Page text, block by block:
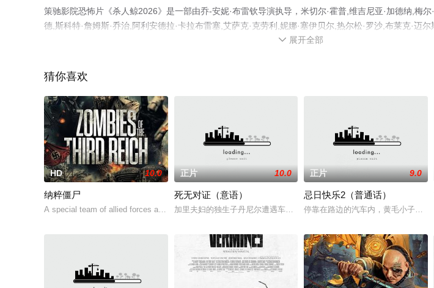
策驰影院恐怖片《杀人鲸2026》是一部由乔-安妮·布雷钦导演执导，米切尔·霍普,维吉尼亚·加德纳,梅尔
德,斯科特·詹姆斯·乔治,阿利安德拉·卡拉布雷塞,艾萨克·克劳利,妮娜·塞伊贝尔,热尔松·罗沙,布莱克·迈
亚电影，手机免费观看高清未删减完整版电影大全就上策驰电影网，更多相关信息可移步至豆瓣电影、
 展开全部
猜你喜欢
HD 10.0
纳粹僵尸
A special team of allied forces are sent to i
正片 10.0
死无对证（意语）
加里夫妇的独生子丹尼尔遭遇车祸，被肇事者沉车灭迹。丹尼尔失踪之后
正片 9.0
忌日快乐2（普通话）
停靠在路边的汽车内，黄毛小子瑞恩